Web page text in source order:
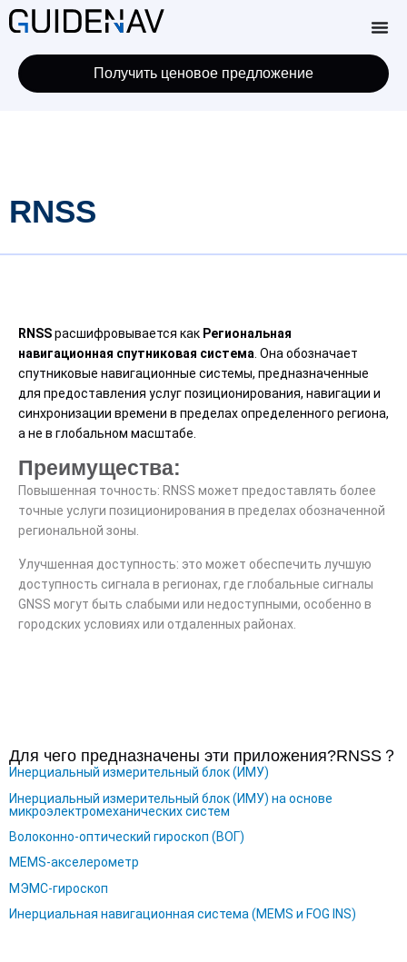
Получить ценовое предложение
RNSS
RNSSрасшифровывается как Региональная
навигационная спутниковая система . Она обозначает
спутниковые навигационные системы, предназначенные
для предоставления услуг позиционирования, навигации и
синхронизации времени в пределах определенного региона,
а не в глобальном масштабе.
Преимущества:
Повышенная точность: RNSS может предоставлять более
точные услуги позиционирования в пределах обозначенной
региональной зоны.
Улучшенная доступность: это может обеспечить лучшую
доступность сигнала в регионах, где глобальные сигналы
GNSS могут быть слабыми или недоступными, особенно в
городских условиях или отдаленных районах.
Для чего предназначены эти приложения?RNSS ？
Инерциальный измерительный блок (ИМУ)
Инерциальный измерительный блок (ИМУ) на основе
микроэлектромеханических систем
Волоконно-оптический гироскоп (ВОГ)
MEMS-акселерометр
МЭМС-гироскоп
Инерциальная навигационная система (MEMS и FOG INS)